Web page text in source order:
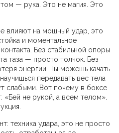
— рука. Это не магия. Это
влияют на мощный удар это
и моментальное
Без стабильной опоры
таза — просто толчок. Без
энергии. Ты можешь качать
передавать вес тела
слабыми. Вот почему в боксе
«Бей не рукой, а всем телом».
техника удара это не просто